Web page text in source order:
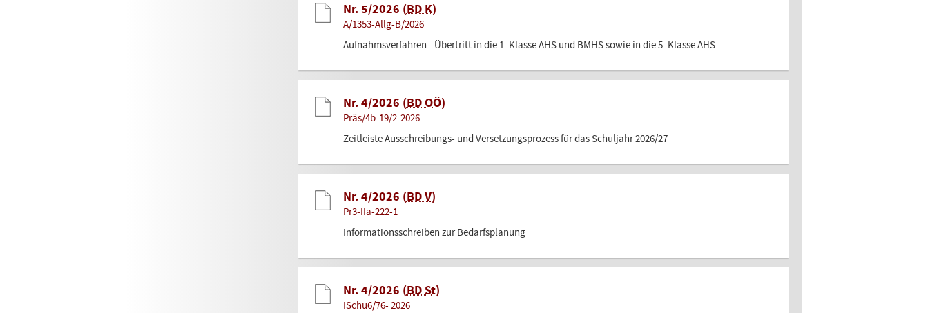
Nr. 5/2026 (BD K)
A/1353-Allg-B/2026
Aufnahmsverfahren - Übertritt in die 1. Klasse AHS und BMHS sowie in die 5. Klasse AHS
Nr. 4/2026 (BD OÖ)
Präs/4b-19/2-2026
Zeitleiste Ausschreibungs- und Versetzungsprozess für das Schuljahr 2026/27
Nr. 4/2026 (BD V)
Pr3-IIa-222-1
Informationsschreiben zur Bedarfsplanung
Nr. 4/2026 (BD St)
ISchu6/76- 2026